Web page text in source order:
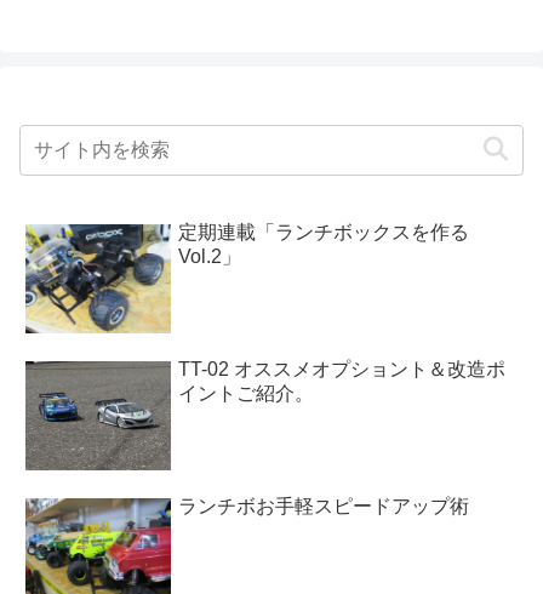
定期連載「ランチボックスを作る
Vol.2」
TT-02 オススメオプショント＆改造ポ
イントご紹介。
ランチボお手軽スピードアップ術